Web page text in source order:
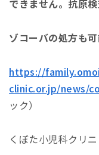
できません。抗原
ゾコーバの処方も
https://
clinic.or.jp/news/
ック）
くぼた小児科クリ